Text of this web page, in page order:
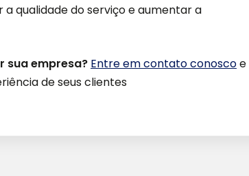
qualidade do serviço e aumentar a
sua empresa? Entre em contato conoscoe
de seus clientes